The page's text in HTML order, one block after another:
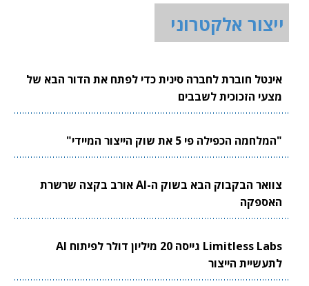
ייצור אלקטרוני
אינטל חוברת לחברה סינית כדי לפתח את הדור הבא של
מצעי הזכוכית לשבבים
"המלחמה הכפילה פי 5 את שוק הייצור המיידי"
צוואר הבקבוק הבא בשוק ה-AI אורב בקצה שרשרת
האספקה
Limitless Labs גייסה 20 מיליון דולר לפיתוח AI
לתעשיית הייצור